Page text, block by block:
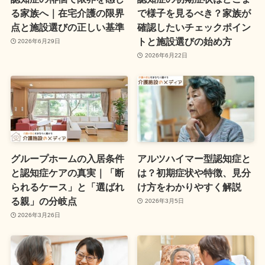
る家族へ｜在宅介護の限界
点と施設選びの正しい基準
2026年6月29日
で様子を見るべき？家族が
確認したいチェックポイン
トと施設選びの始め方
2026年6月22日
グループホームの入居条件
と認知症ケアの真実｜「断
られるケース」と「選ばれ
る親」の分岐点
2026年3月26日
アルツハイマー型認知症と
は？初期症状や特徴、見分
け方をわかりやすく解説
2026年3月5日